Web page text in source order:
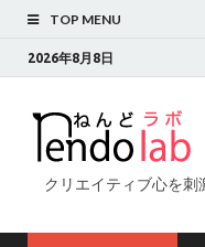
TOP MENU
2026年8月8日
クリエイティブ心を刺